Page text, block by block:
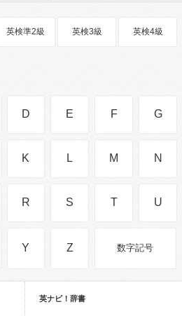
英検準2級 英検3級 英検4級
D E F G
K L M N
R S T U
Y Z 数字記号
英ナビ！辞書